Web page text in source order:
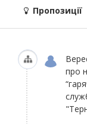
Пропозиції
про